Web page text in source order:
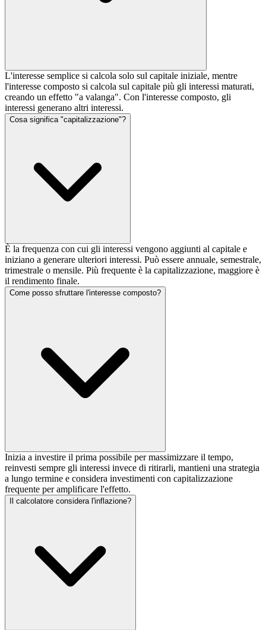
L'interesse semplice si calcola solo sul capitale iniziale, mentre
l'interesse composto si calcola sul capitale più gli interessi maturati,
creando un effetto "a valanga". Con l'interesse composto, gli
interessi generano altri interessi.
Cosa significa "capitalizzazione"?
È la frequenza con cui gli interessi vengono aggiunti al capitale e
iniziano a generare ulteriori interessi. Può essere annuale, semestrale,
trimestrale o mensile. Più frequente è la capitalizzazione, maggiore è
il rendimento finale.
Come posso sfruttare l'interesse composto?
Inizia a investire il prima possibile per massimizzare il tempo,
reinvesti sempre gli interessi invece di ritirarli, mantieni una strategia
a lungo termine e considera investimenti con capitalizzazione
frequente per amplificare l'effetto.
Il calcolatore considera l'inflazione?